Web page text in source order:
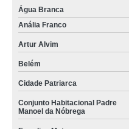
Água Branca
Anália Franco
Artur Alvim
Belém
Cidade Patriarca
Conjunto Habitacional Padre
Manoel da Nóbrega